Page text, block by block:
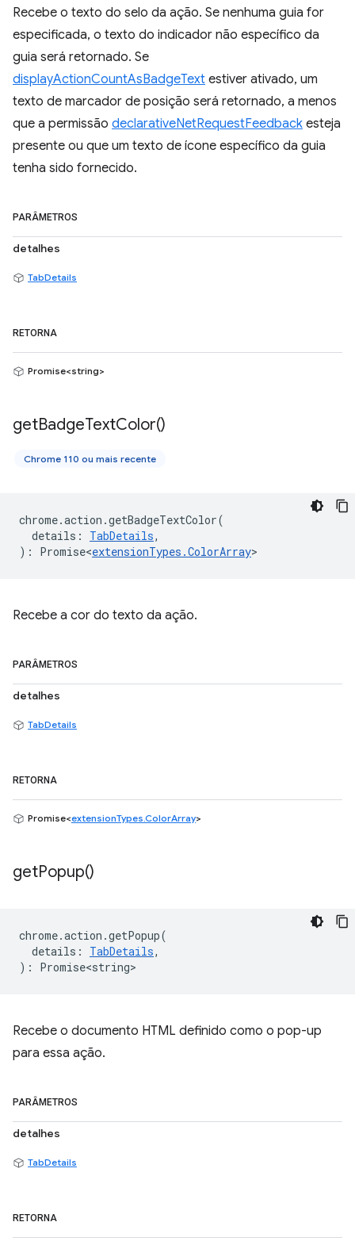
Recebe o texto do selo da ação. Se nenhuma guia for
especificada, o texto do indicador não específico da
guia será retornado. Se
displayActionCountAsBadgeText estiver ativado, um
texto de marcador de posição será retornado, a menos
que a permissão declarativeNetRequestFeedback esteja
presente ou que um texto de ícone específico da guia
tenha sido fornecido.
PARÂMETROS
detalhes
TabDetails
RETORNA
Promise<string>
getBadgeTextColor()
Chrome 110 ou mais recente
chrome.action .getBadgeTextColor(
details : TabDetails,
) : Promise<extensionTypes .ColorArray>
Recebe a cor do texto da ação.
PARÂMETROS
detalhes
TabDetails
RETORNA
Promise<extensionTypes.ColorArray>
getPopup()
chrome.action .getPopup(
details : TabDetails,
) : Promise<string>
Recebe o documento HTML definido como o pop-up
para essa ação.
PARÂMETROS
detalhes
TabDetails
RETORNA